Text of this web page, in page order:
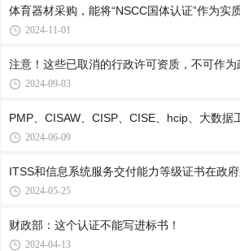
体育器材采购，能将“NSCC国体认证”作为实
2024-11-01
注意！这些已取消的行政许可资质，不可作
2024-09-03
PMP、CISAW、CISP、CISE、hcip、大数据
2024-06-09
ITSS和信息系统服务交付能力等级证书在政
2024-05-25
财政部：这个认证不能写进标书！
2024-04-13